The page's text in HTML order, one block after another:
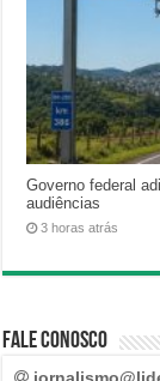
Governo federal
audiências
3 horas atrás
Fale Conosco